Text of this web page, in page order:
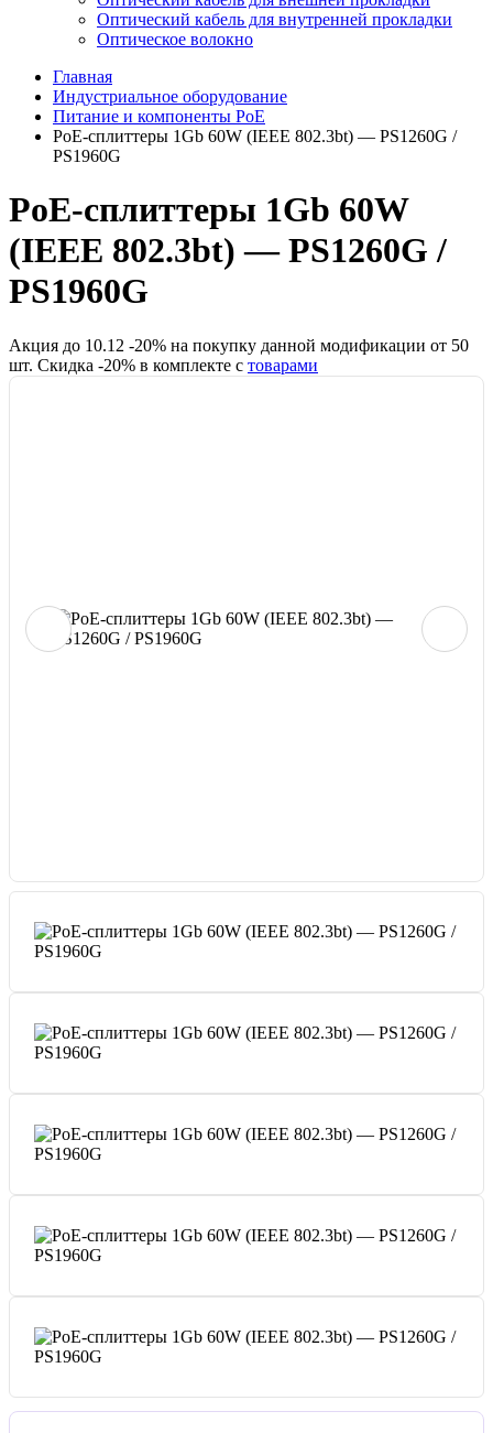
Оптический кабель для внутренней прокладки
Оптическое волокно
Главная
Индустриальное оборудование
Питание и компоненты PoE
PoE-сплиттеры 1Gb 60W (IEEE 802.3bt) — PS1260G /
PS1960G
PoE-сплиттеры 1Gb 60W
(IEEE 802.3bt) — PS1260G /
PS1960G
Акция до 10.12 -20% на покупку данной модификации от 50
шт. Скидка -20% в комплекте с товарами